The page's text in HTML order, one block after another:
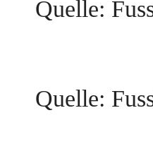
Quelle:
Quelle: